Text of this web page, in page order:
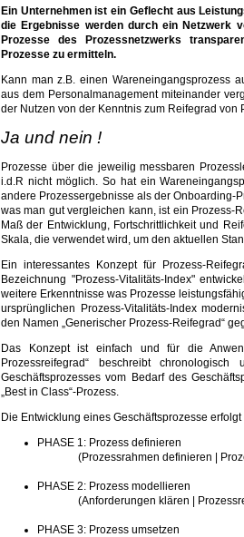
Ein Unternehmen ist ein Geflecht aus
die Ergebnisse werden durch ein Netzwerk
Prozesse des Prozessnetzwerks
Prozesse zu ermitteln.
Kann man z.B. einen Wareneingangsprozess
aus dem Personalmanagement miteinander
der Nutzen von der Kenntnis zum Reifegrad von
Ja und nein !
Prozesse über die jeweilig messbaren
i.d.R nicht möglich. So hat ein
andere Prozessergebnisse als der Onboarding-
was man gut vergleichen kann, ist ein Prozess-
Maß der Entwicklung, Fortschrittlichkeit und
Skala, die verwendet wird, um den aktuellen
Ein interessantes Konzept für Prozess-
Bezeichnung "Prozess-Vitalitäts-Index"
weitere Erkenntnisse was Prozesse
ursprünglichen Prozess-Vitalitäts-Index
den Namen „Generischer Prozess-Reifegrad“
Das Konzept ist einfach und für die
Prozessreifegrad“ beschreibt
Geschäftsprozesses vom Bedarf des
„Best in Class“-Prozess.
Die Entwicklung eines Geschäftsprozesse
PHASE 1: Prozess definieren
(Prozessrahmen definieren |
PHASE 2: Prozess modellieren
(Anforderungen klären |
PHASE 3: Prozess umsetzen